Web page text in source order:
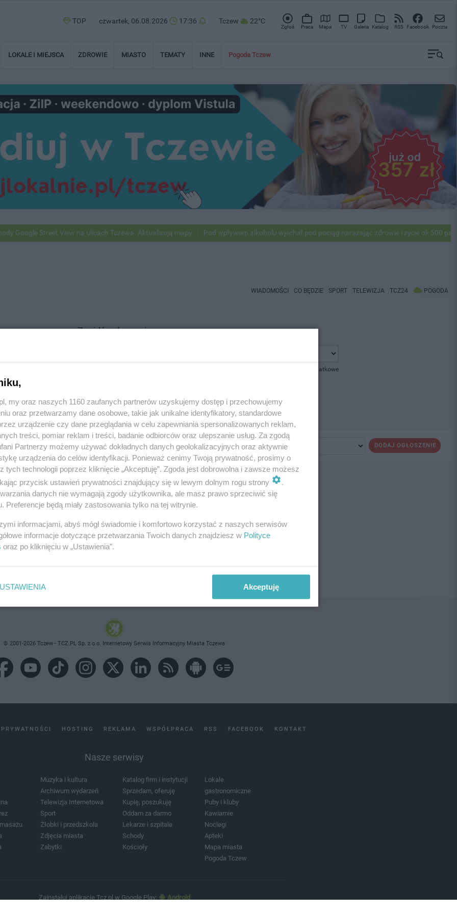
TOP czwartek, 06.08.2026 17:36 Tczew 22°C
Zgłoś Praca Mapa TV Galeria Katalog RSS Facebook Poczta
LOKALE I MIEJSCA ZDROWIE MIASTO TEMATY INNE Pogoda Tczew
Google Street View na ulicach Tczewa. Aktualizują mapy Pod wpływem alkoholu wjechał pod pociąg narażając zdrowie i życie ok 500
WIADOMOŚCI CO BĘDZIE SPORT TELEWIZJA TCZ24 POGODA
Znajdź ogłoszenie
pokaż opcje dodatkowe
DODAJ OGŁOSZENIE
ogłoszenie nie istnieje lub nie jest jeszcze aktywne!
© 2001-2026 Tczew - TCZ.PL Sp. z o.o. Internetowy Serwis Informacyjny Miasta Tczewa
HOSTING REKLAMA WSPÓŁPRACA RSS FACEBOOK KONTAKT
Nasze serwisy
Muzyka i kultura
Archiwum wydarzeń
Telewizja Internetowa
Sport
Żłobki i przedszkola
Zdjęcia miasta
Zabytki
Katalog firm i instytucji
Sprzedam, oferuję
Kupię, poszukuję
Oddam za darmo
Lekarze i szpitale
Schody
Kościoły
Lokale
gastronomiczne
Puby i kluby
Kawiarnie
Noclegi
Apteki
Mapa miasta
Pogoda Tczew
Zainstaluj aplikację Tcz.pl w Google Play: Android
my oraz naszych 1160 zaufanych partnerów uzyskujemy dostęp i przechowujemy
oraz przetwarzamy dane osobowe, takie jak unikalne identyfikatory, standardowe
urządzenie czy dane przeglądania w celu zapewniania spersonalizowanych reklam,
treści, pomiar reklam i treści, badanie odbiorców oraz ulepszanie usług. Za zgodą
Partnerzy możemy używać dokładnych danych geolokalizacyjnych oraz aktywnie
urządzenia do celów identyfikacji. Ponieważ cenimy Twoją prywatność, prosimy o
tych technologii poprzez kliknięcie „Akceptuję”. Zgoda jest dobrowolna i zawsze możesz
przycisk ustawień prywatności znajdujący się w lewym dolnym rogu strony
danych nie wymagają zgody użytkownika, ale masz prawo sprzeciwić się
Preferencje będą miały zastosowania tylko na tej witrynie.
informacjami, abyś mógł świadomie i komfortowo korzystać z naszych serwisów
informacje dotyczące przetwarzania Twoich danych znajdziesz w Polityce
oraz po kliknięciu w „Ustawienia”.
USTAWIENIA Akceptuję